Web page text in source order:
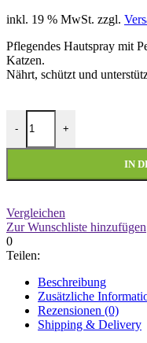
inkl. 19 % MwSt. zzgl.
Pflegendes Hautspray mit
Katzen.
Nährt, schützt und
-
Excellent - Horse Skin A
+
IN
Vergleichen
Zur Wunschliste hinzufügen
0
Teilen:
Beschreibung
Zusätzliche
Rezensionen (0)
Shipping & Delivery